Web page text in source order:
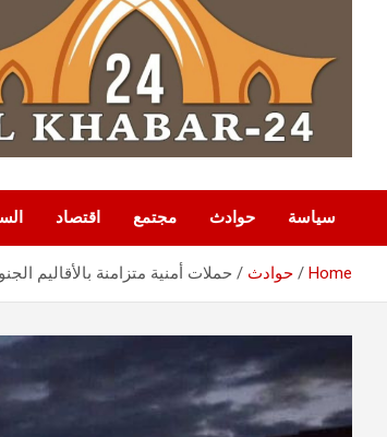
سياسة حوادث مجتمع اقتصاد
Home حوادث حملات أمنية متزامنة